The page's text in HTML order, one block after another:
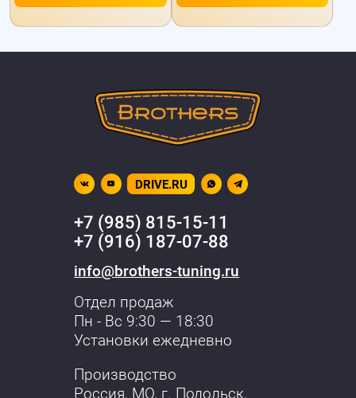
DRIVE.RU
+7 (985) 815-15-11
+7 (916) 187-07-88
info@brothers-tuning.ru
Отдел продаж
Пн - Вс 9:30 — 18:30
Установки ежедневно
Производство
Россия, МО, г. Подольск,